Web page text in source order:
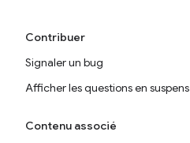
Contribuer
Signaler un bug
Afficher les questions en suspens
Contenu associé